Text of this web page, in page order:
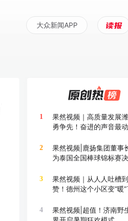
大众新闻APP
1
果然视频｜高质量发展
勇争先！奋进的声音最
2
果然视频|鹿扬集团董事
为泰国全国棒球锦标赛
3
果然视频｜从人人吐槽
赞！德州这个小区变“暖”
4
果然视频|超值！济南野